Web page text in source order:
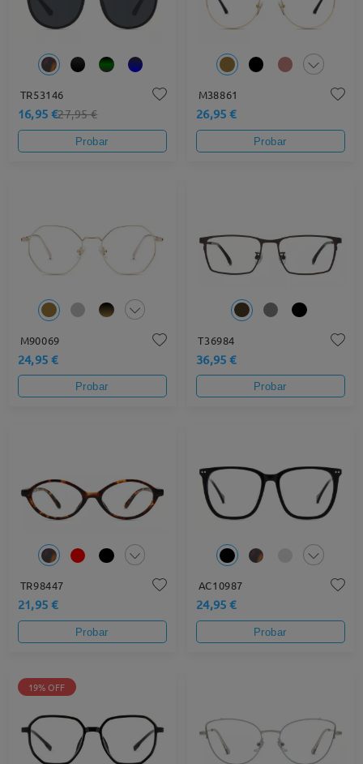
TR53146
16,95 €27,95 €
Probar
M38861
26,95 €
Probar
M90069
24,95 €
Probar
T36984
36,95 €
Probar
TR98447
21,95 €
Probar
AC10987
24,95 €
Probar
19% OFF